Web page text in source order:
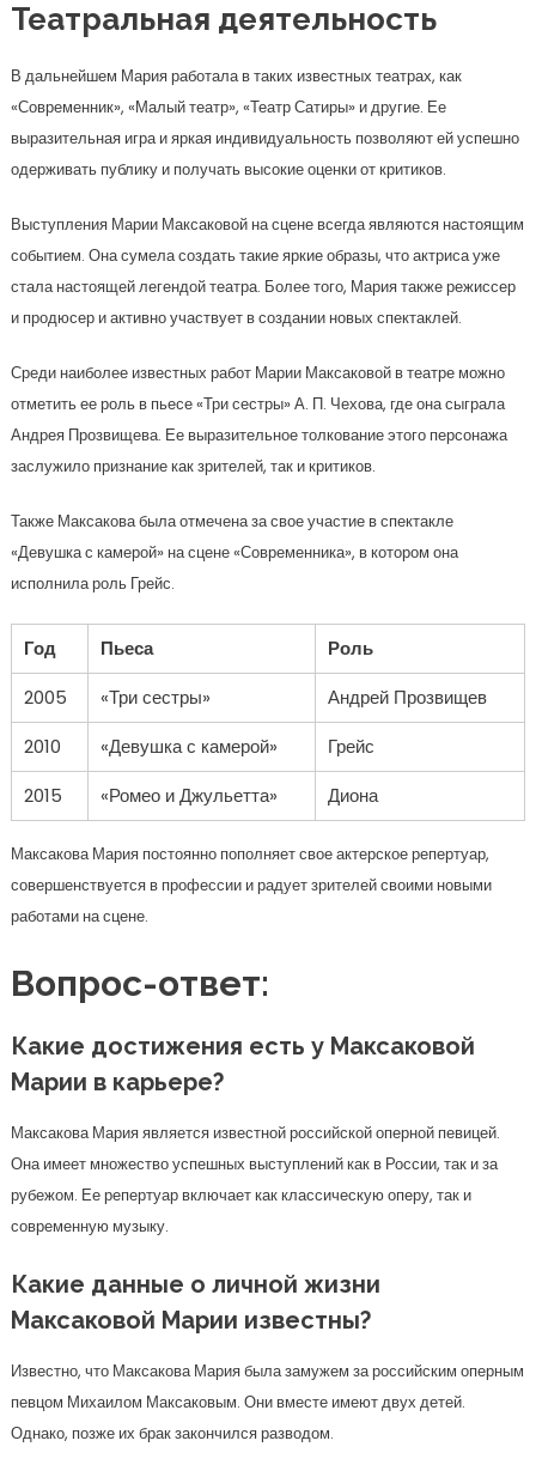
Театральная деятельность
В дальнейшем Мария работала в таких известных театрах, как
«Современник», «Малый театр», «Театр Сатиры» и другие. Ее
выразительная игра и яркая индивидуальность позволяют ей успешно
одерживать публику и получать высокие оценки от критиков.
Выступления Марии Максаковой на сцене всегда являются настоящим
событием. Она сумела создать такие яркие образы, что актриса уже
стала настоящей легендой театра. Более того, Мария также режиссер
и продюсер и активно участвует в создании новых спектаклей.
Среди наиболее известных работ Марии Максаковой в театре можно
отметить ее роль в пьесе «Три сестры» А. П. Чехова, где она сыграла
Андрея Прозвищева. Ее выразительное толкование этого персонажа
заслужило признание как зрителей, так и критиков.
Также Максакова была отмечена за свое участие в спектакле
«Девушка с камерой» на сцене «Современника», в котором она
исполнила роль Грейс.
Год Пьеса
Роль
2005
«Три сестры»
Андрей Прозвищев
2010
«Девушка с камерой»
Грейс
2015
«Ромео и Джульетта» Диона
Максакова Мария постоянно пополняет свое актерское репертуар,
совершенствуется в профессии и радует зрителей своими новыми
работами на сцене.
Вопрос-ответ:
Какие достижения есть у Максаковой
Марии в карьере?
Максакова Мария является известной российской оперной певицей.
Она имеет множество успешных выступлений как в России, так и за
рубежом. Ее репертуар включает как классическую оперу, так и
современную музыку.
Какие данные о личной жизни
Максаковой Марии известны?
Известно, что Максакова Мария была замужем за российским оперным
певцом Михаилом Максаковым. Они вместе имеют двух детей.
Однако, позже их брак закончился разводом.